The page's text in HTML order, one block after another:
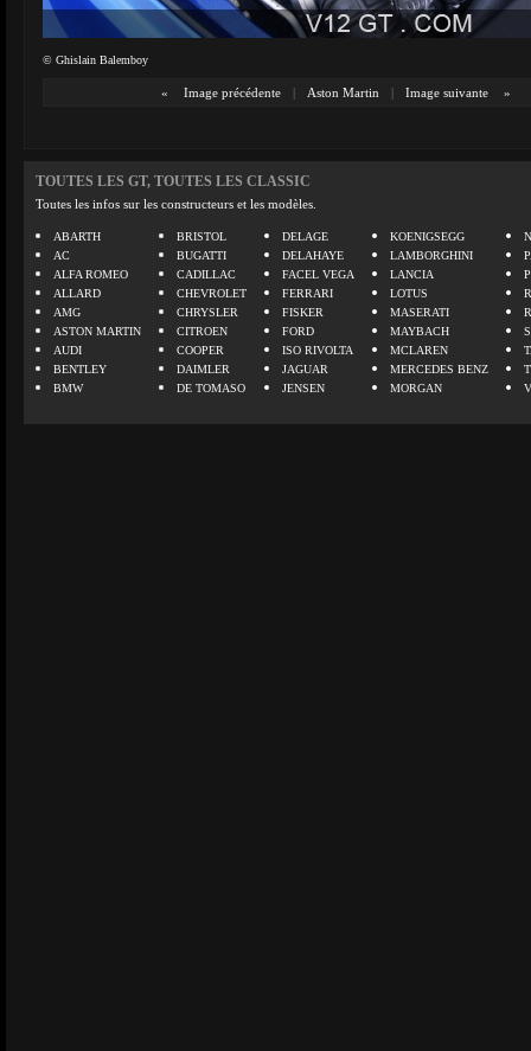
© Ghislain Balemboy
« Image précédente | Aston Martin | Image suivante »
TOUTES LES GT, TOUTES LES CLASSIC
Toutes les infos sur les constructeurs et les modèles.
ABARTH
AC
ALFA ROMEO
ALLARD
AMG
ASTON MARTIN
AUDI
BENTLEY
BMW
BRISTOL
BUGATTI
CADILLAC
CHEVROLET
CHRYSLER
CITROEN
COOPER
DAIMLER
DE TOMASO
DELAGE
DELAHAYE
FACEL VEGA
FERRARI
FISKER
FORD
ISO RIVOLTA
JAGUAR
JENSEN
KOENIGSEGG
LAMBORGHINI
LANCIA
LOTUS
MASERATI
MAYBACH
MCLAREN
MERCEDES BENZ
MORGAN